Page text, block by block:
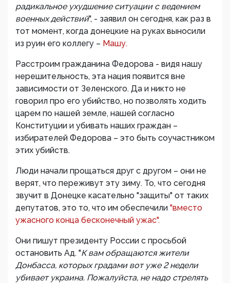
радикальное ухудшение ситуации с ведением
военных действий", - заявил он сегодня, как раз в
тот момент, когда донецкие на руках выносили
из руин его коллегу – Машу.
Расстроим гражданина Федорова - видя нашу
нерешительность, эта нация появится вне
зависимости от Зеленского. Да и никто не
говорил про его убийство, но позволять ходить
царем по нашей земле, нашей согласно
Конституции и убивать наших граждан –
избирателей Федорова – это быть соучастником
этих убийств.
Люди начали прощаться друг с другом – они не
верят, что переживут эту зиму. То, что сегодня
звучит в Донецке касательно "защиты" от таких
депутатов, это то, что им обеспечили "вместо
ужасного конца бесконечный ужас".
Они пишут президенту России с просьбой
остановить Ад. "К вам обращаются жители
Донбасса, которых градами вот уже 2 недели
убивает украина. Пожалуйста, не надо стрелять